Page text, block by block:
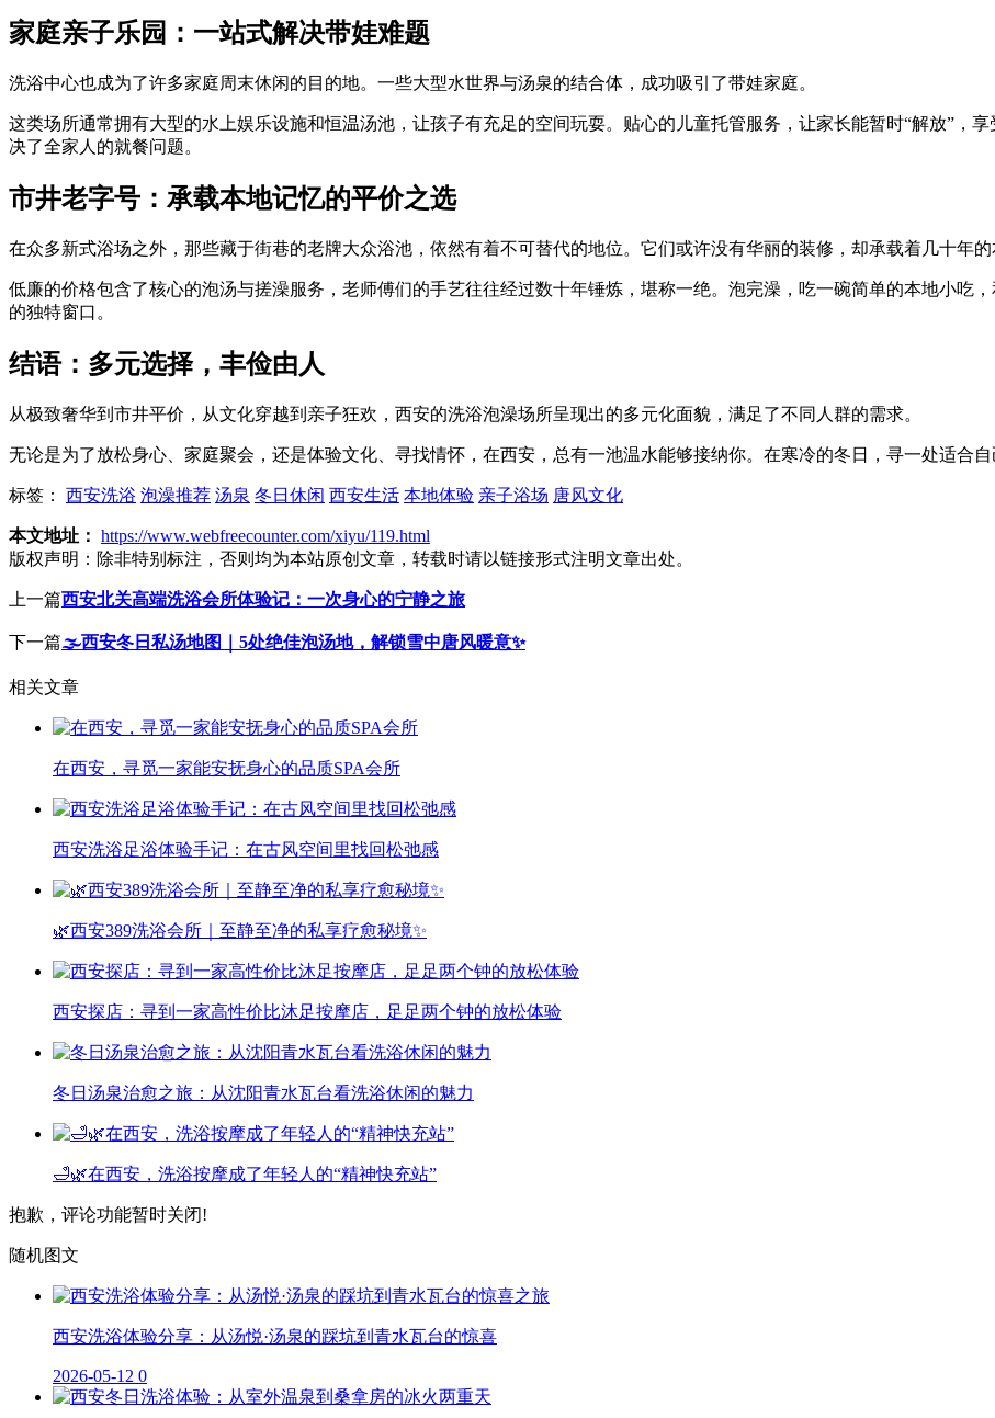
家庭亲子乐园：一站式解决带娃难题
洗浴中心也成为了许多家庭周末休闲的目的地。一些大型水世界与汤泉的结合体，成功吸引了带娃家庭。
这类场所通常拥有大型的水上娱乐设施和恒温汤池，让孩子有充足的空间玩耍。贴心的儿童托管服务，让家长能暂时“解放”，
决了全家人的就餐问题。
市井老字号：承载本地记忆的平价之选
在众多新式浴场之外，那些藏于街巷的老牌大众浴池，依然有着不可替代的地位。它们或许没有华丽的装修，却承载着几十年的
低廉的价格包含了核心的泡汤与搓澡服务，老师傅们的手艺往往经过数十年锤炼，堪称一绝。泡完澡，吃一碗简单的本地小吃
的独特窗口。
结语：多元选择，丰俭由人
从极致奢华到市井平价，从文化穿越到亲子狂欢，西安的洗浴泡澡场所呈现出的多元化面貌，满足了不同人群的需求。
无论是为了放松身心、家庭聚会，还是体验文化、寻找情怀，在西安，总有一池温水能够接纳你。在寒冷的冬日，寻一处适合
标签： 西安洗浴 泡澡推荐 汤泉 冬日休闲 西安生活 本地体验 亲子浴场 唐风文化
本文地址： https://www.webfreecounter.com/xiyu/119.html
版权声明： 除非特别标注，否则均为本站原创文章，转载时请以链接形式注明文章出处。
上一篇西安北关高端洗浴会所体验记：一次身心的宁静之旅
下一篇🌫️西安冬日私汤地图｜5处绝佳泡汤地，解锁雪中唐风暖意✨
相关文章
在西安，寻觅一家能安抚身心的品质SPA会所
西安洗浴足浴体验手记：在古风空间里找回松弛感
🌿西安389洗浴会所｜至静至净的私享疗愈秘境✨
西安探店：寻到一家高性价比沐足按摩店，足足两个钟的放松体验
冬日汤泉治愈之旅：从沈阳青水瓦台看洗浴休闲的魅力
🛁🌿在西安，洗浴按摩成了年轻人的“精神快充站”
抱歉，评论功能暂时关闭!
随机图文
西安洗浴体验分享：从汤悦·汤泉的踩坑到青水瓦台的惊喜
2026-05-12 0